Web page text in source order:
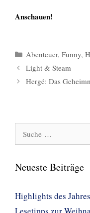
Anschauen!
Kategorien
Abenteuer, Funny,
Light & Steam
Hergé: Das
Neueste Beiträge
Highlights des Jahres
Lesetipps zur